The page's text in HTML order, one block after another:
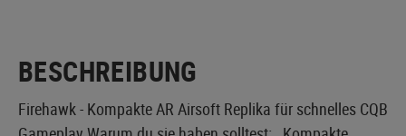
BESCHREIBUNG
Firehawk - Kompakte AR Airsoft Replika für schnelles CQB